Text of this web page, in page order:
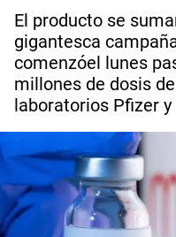
El producto se
gigantesca
comenzóel lunes
millones de dosis
laboratorios Pfizer y